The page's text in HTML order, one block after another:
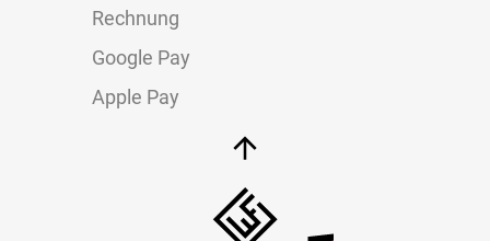
Rechnung
Google Pay
Apple Pay